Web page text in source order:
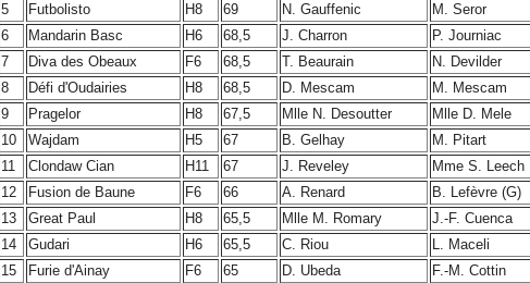
5
Futbolisto H8 69 N. Gauffenic M. Seror
6
Mandarin Basc H6 68,5 J. Charron P. Journiac
7
Diva des Obeaux F6 68,5 T. Beaurain N. Devilder
8
Défi d'Oudairies H8 68,5 D. Mescam M. Mescam
9
Pragelor H8 67,5 Mlle N. Desoutter Mlle D. Mele
10
Wajdam H5 67 B. Gelhay M. Pitart
11
Clondaw Cian H11 67 J. Reveley Mme S. Leech
12
Fusion de Baune F6 66 A. Renard B. Lefèvre (G)
13
Great Paul H8 65,5 Mlle M. Romary J.-F. Cuenca
14
Gudari H6 65,5 C. Riou L. Maceli
15
Furie d'Ainay F6 65 D. Ubeda F.-M. Cottin